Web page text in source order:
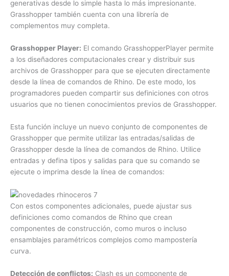
generativas desde lo simple hasta lo más impresionante.
Grasshopper también cuenta con una librería de
complementos muy completa.
Grasshopper Player: El comando GrasshopperPlayer permite
a los diseñadores computacionales crear y distribuir sus
archivos de Grasshopper para que se ejecuten directamente
desde la línea de comandos de Rhino. De este modo, los
programadores pueden compartir sus definiciones con otros
usuarios que no tienen conocimientos previos de Grasshopper.
Esta función incluye un nuevo conjunto de componentes de
Grasshopper que permite utilizar las entradas/salidas de
Grasshopper desde la línea de comandos de Rhino. Utilice
entradas y defina tipos y salidas para que su comando se
ejecute o imprima desde la línea de comandos:
Con estos componentes adicionales, puede ajustar sus
definiciones como comandos de Rhino que crean
componentes de construcción, como muros o incluso
ensamblajes paramétricos complejos como mampostería
curva.
Detección de conflictos: Clash es un componente de